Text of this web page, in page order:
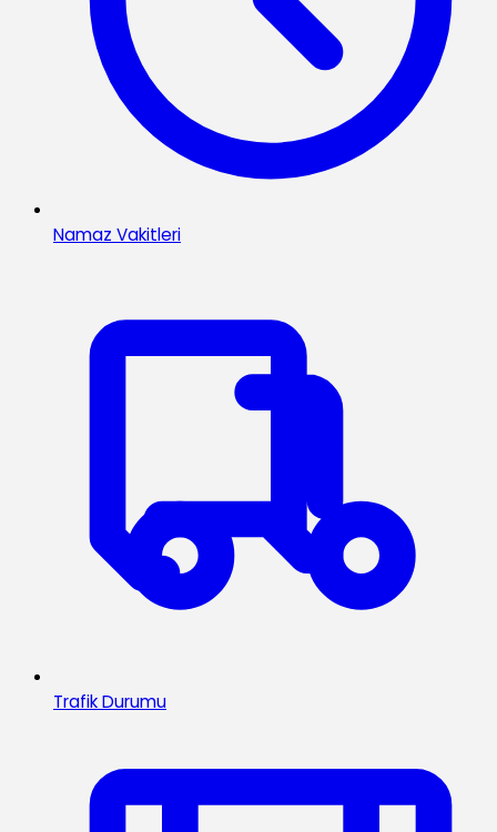
Namaz Vakitleri
Trafik Durumu